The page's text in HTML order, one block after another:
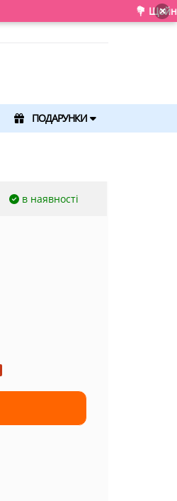
💐 Щойно отримали свіжу
×
ПОДАРУНКИ
в наявності